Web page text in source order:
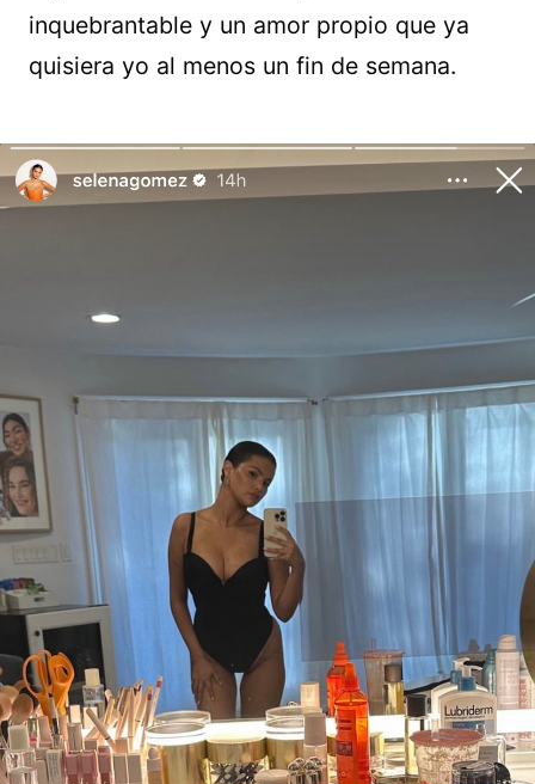
inquebrantable y un amor propio que ya
quisiera yo al menos un fin de semana.